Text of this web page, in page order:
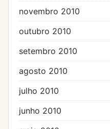
novembro 2010
outubro 2010
setembro 2010
agosto 2010
julho 2010
junho 2010